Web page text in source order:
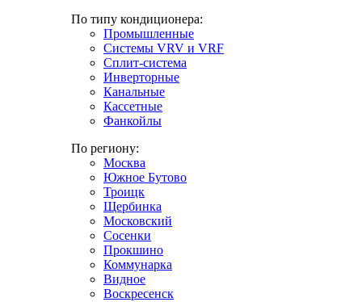
По типу кондиционера:
Промышленные
Системы VRV и VRF
Сплит-система
Инверторные
Канальные
Кассетные
Фанкойлы
По региону:
Москва
Южное Бутово
Троицк
Щербинка
Московский
Сосенки
Прокшино
Коммунарка
Видное
Воскресенск